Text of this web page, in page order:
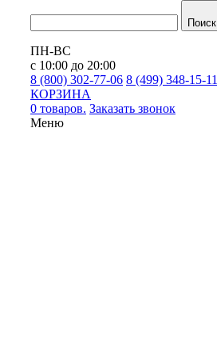
Поиск
ПН-ВС
с 10:00 до 20:00
8 (800) 302-77-06 8 (499) 348-15-11
КОРЗИНА
0 товаров. Заказать звонок
Меню